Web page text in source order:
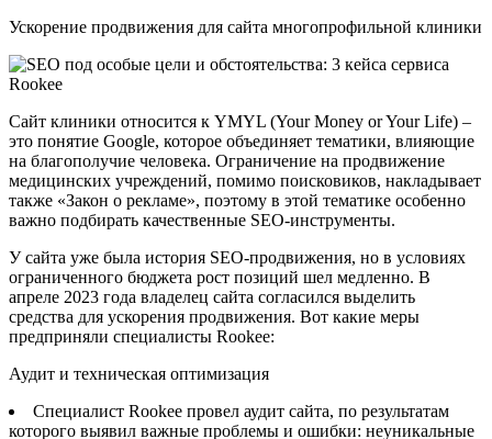
Ускорение продвижения для сайта многопрофильной клиники
Сайт клиники относится к YMYL (Your Money or Your Life) –
это понятие Google, которое объединяет тематики, влияющие
на благополучие человека. Ограничение на продвижение
медицинских учреждений, помимо поисковиков, накладывает
также «Закон о рекламе», поэтому в этой тематике особенно
важно подбирать качественные SEO-инструменты.
У сайта уже была история SEO-продвижения, но в условиях
ограниченного бюджета рост позиций шел медленно. В
апреле 2023 года владелец сайта согласился выделить
средства для ускорения продвижения. Вот какие меры
предприняли специалисты Rookee:
Аудит и техническая оптимизация
Специалист Rookee провел аудит сайта, по результатам
которого выявил важные проблемы и ошибки: неуникальные